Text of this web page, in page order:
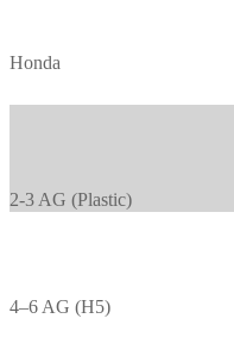
Honda
2-3 AG (Plastic)
4–6 AG (H5)